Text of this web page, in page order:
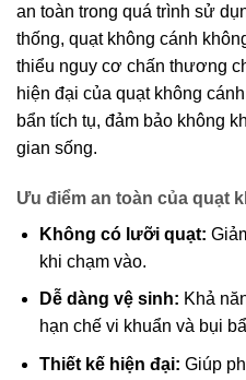
an toàn trong quá trình sử
thống, quạt không cánh
thiểu nguy cơ chấn thương
hiện đại của quạt không
bẩn tích tụ, đảm bảo không
gian sống.
Ưu điểm an toàn của quạt
Không có lưỡi quạt:
khi chạm vào.
Dễ dàng vệ sinh: Khả
hạn chế vi khuẩn và bụi
Thiết kế hiện đại: Giúp